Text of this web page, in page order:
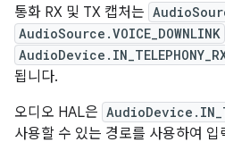
통화 RX 및 TX 캡처는
AudioSource.VOICE_DOWNLINK
됩니다.
오디오 HAL은
사용할 수 있는 경로를 사용하여 입